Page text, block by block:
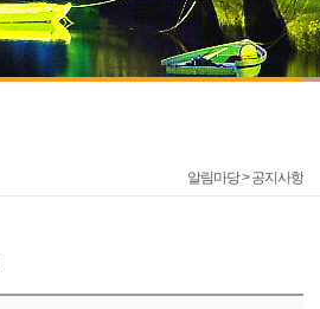
알림마당 >공지사항